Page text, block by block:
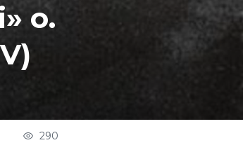
о.
290